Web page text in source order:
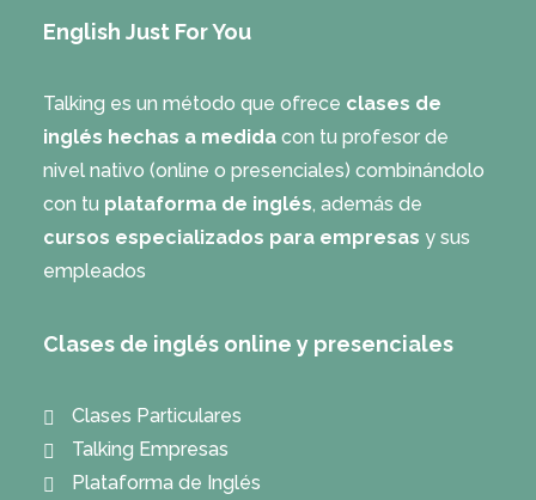
English Just For You
Talking es un método que ofrece clases de
inglés hechas a medida con tu profesor de
nivel nativo (online o presenciales) combinándolo
con tu plataforma de inglés, además de
cursos especializados para empresas y sus
empleados
Clases de inglés online y presenciales
Clases Particulares
Talking Empresas
Plataforma de Inglés